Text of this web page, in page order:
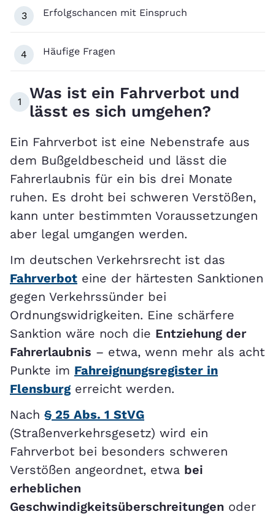
3 Erfolgschancen mit Einspruch
4 Häufige Fragen
1
Was ist ein Fahrverbot und
lässt es sich umgehen?
Ein Fahrverbot ist eine Nebenstrafe aus
dem Bußgeldbescheid und lässt die
Fahrerlaubnis für ein bis drei Monate
ruhen. Es droht bei schweren Verstößen,
kann unter bestimmten Voraussetzungen
aber legal umgangen werden.
Im deutschen Verkehrsrecht ist das
Fahrverbot eine der härtesten Sanktionen
gegen Verkehrssünder bei
Ordnungswidrigkeiten. Eine schärfere
Sanktion wäre noch die Entziehung der
Fahrerlaubnis – etwa, wenn mehr als acht
Punkte im Fahreignungsregister in
Flensburg erreicht werden.
Nach § 25 Abs. 1 StVG
(Straßenverkehrsgesetz) wird ein
Fahrverbot bei besonders schweren
Verstößen angeordnet, etwa bei
erheblichen
Geschwindigkeitsüberschreitungen oder